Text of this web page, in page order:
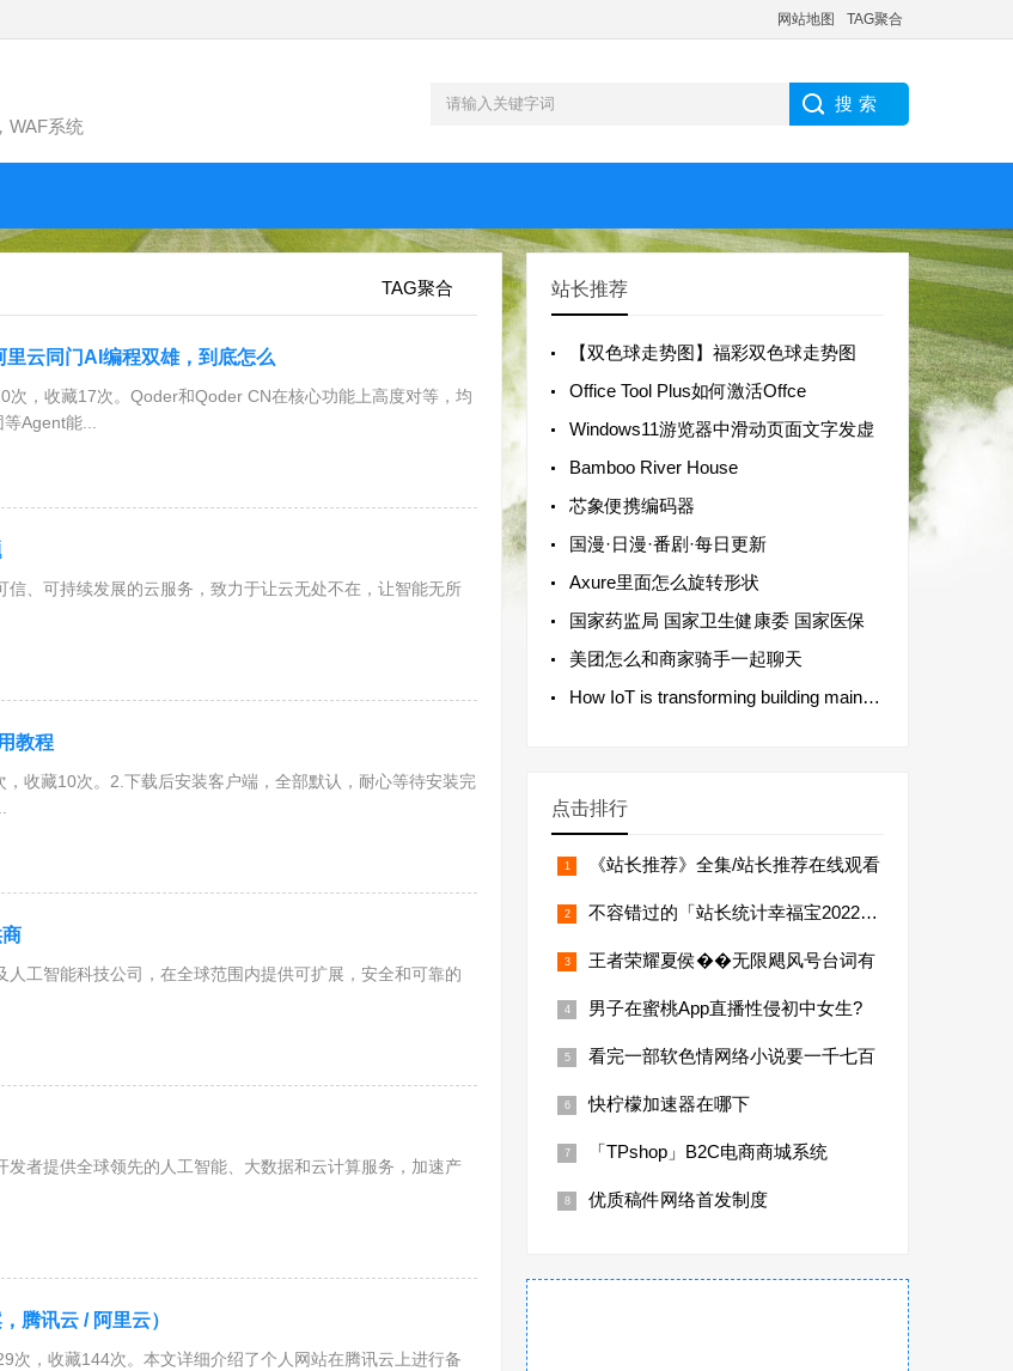
网站地图 TAG聚合
WAF系统
TAG聚合
云同门AI编程双雄，到底怎么
次，收藏17次。Qoder和Qoder CN在核心功能上高度对等，均
Agent能...
信、可持续发展的云服务，致力于让云无处不在，让智能无所
教程
收藏10次。2.下载后安装客户端，全部默认，耐心等待安装完
人工智能科技公司，在全球范围内提供可扩展，安全和可靠的
发者提供全球领先的人工智能、大数据和云计算服务，加速产
腾讯云 / 阿里云）
次，收藏144次。本文详细介绍了个人网站在腾讯云上进行备
站长推荐
【双色球走势图】福彩双色球走势图
Office Tool Plus如何激活Offce
Windows11游览器中滑动页面文字发虚
Bamboo River House
芯象便携编码器
国漫·日漫·番剧·每日更新
Axure里面怎么旋转形状
国家药监局 国家卫生健康委 国家医保
美团怎么和商家骑手一起聊天
How IoT is transforming building maintenance
点击排行
《站长推荐》全集/站长推荐在线观看
不容错过的「站长统计幸福宝2022年排
王者荣耀夏侯��无限飓风号台词有
男子在蜜桃App直播性侵初中女生?
看完一部软色情网络小说要一千七百
快柠檬加速器在哪下
「TPshop」B2C电商商城系统
优质稿件网络首发制度